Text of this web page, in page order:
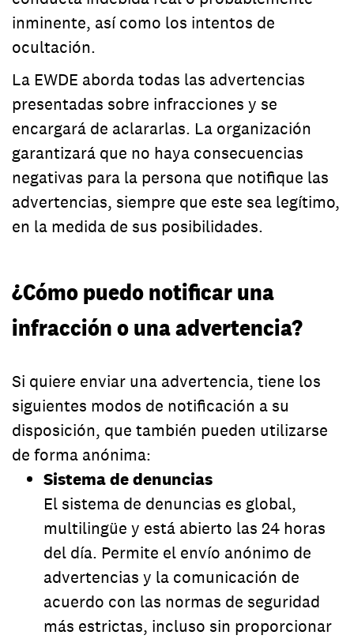
inminente, así como los intentos de
ocultación.
La EWDE aborda todas las advertencias
presentadas sobre infracciones y se
encargará de aclararlas. La organización
garantizará que no haya consecuencias
negativas para la persona que notifique las
advertencias, siempre que este sea legítimo,
en la medida de sus posibilidades.
¿Cómo puedo notificar una
infracción o una advertencia?
Si quiere enviar una advertencia, tiene los
siguientes modos de notificación a su
disposición, que también pueden utilizarse
de forma anónima:
Sistema de denuncias
El sistema de denuncias es global,
multilingüe y está abierto las 24 horas
del día. Permite el envío anónimo de
advertencias y la comunicación de
acuerdo con las normas de seguridad
más estrictas, incluso sin proporcionar